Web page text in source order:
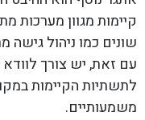
קיימות מגוון מערכות
שונים כמו ניהול גישה
עם זאת, יש צורך
לתשתיות הקיימות
משמעותיים.